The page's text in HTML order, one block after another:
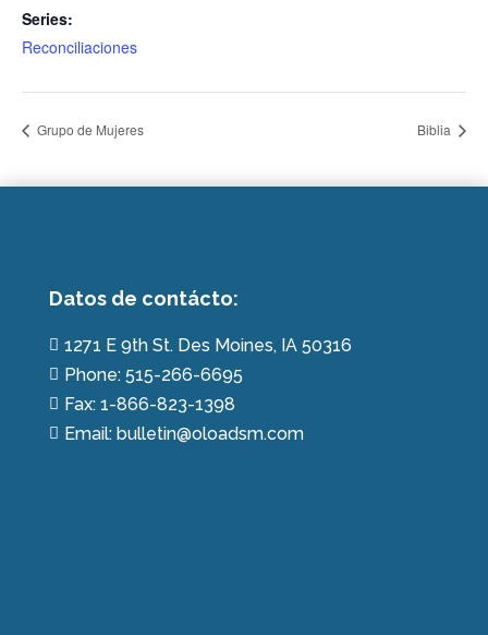
Series:
Reconciliaciones
Grupo de Mujeres Biblia
Datos de contácto:
 1271 E 9th St. Des Moines, IA 50316
 Phone: 515-266-6695
 Fax: 1-866-823-1398
 Email: bulletin@oloadsm.com